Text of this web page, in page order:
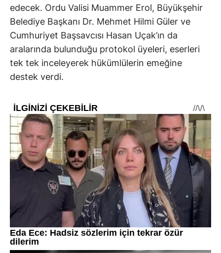
edecek. Ordu Valisi Muammer Erol, Büyükşehir
Belediye Başkanı Dr. Mehmet Hilmi Güler ve
Cumhuriyet Başsavcısı Hasan Uçak’ın da
aralarında bulunduğu protokol üyeleri, eserleri
tek tek inceleyerek hükümlülerin emeğine
destek verdi.